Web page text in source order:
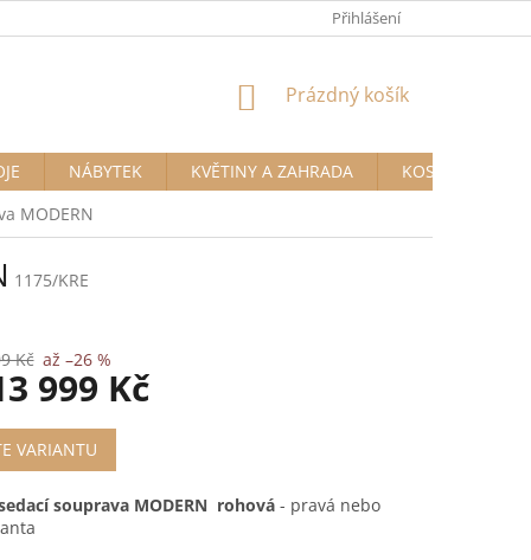
Přihlášení
NÁKUPNÍ
Prázdný košík
NÁBYTEK KVĚTINY A ZAHRADA
KOSMETIKA A
MODERN
1175/KRE
Kč až –26 %
999 Kč
VARIANTU
souprava MODERN rohová - pravá nebo